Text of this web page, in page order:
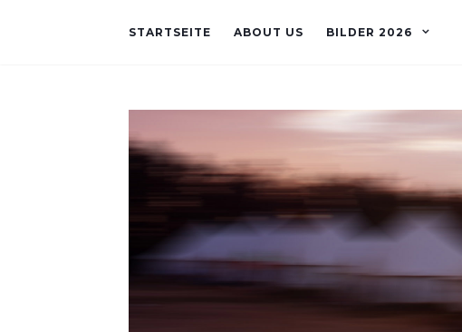
STARTSEITE ABOUT US BILDER 2026